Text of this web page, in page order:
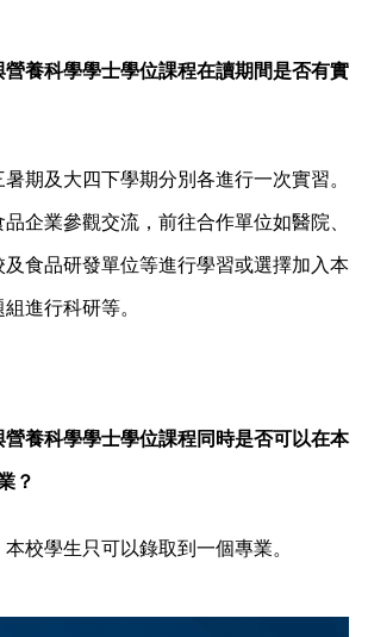
營養科學學士學位課程在讀期間是否有實
期及大四下學期分別各進行一次實習。
企業參觀交流，前往合作單位如醫院、
食品研發單位等進行學習或選擇加入本
進行科研等。
營養科學學士學位課程同時是否可以在本
？
校學生只可以錄取到一個專業。